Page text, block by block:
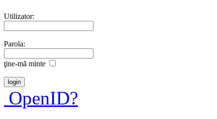
Utilizator:
Parola:
ţine-mã minte
OpenID?